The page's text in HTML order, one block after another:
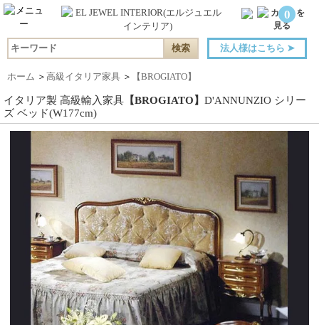
0
法人様はこちら ➤
ホーム ＞ 高級イタリア家具 ＞ 【BROGIATO】
イタリア製 高級輸入家具 【BROGIATO】 D'ANNUNZIO シリー
ズ ベッド(W177cm)